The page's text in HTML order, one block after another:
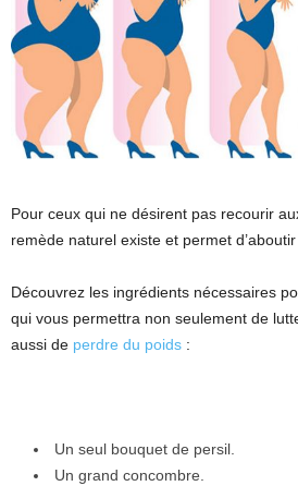
Pour ceux qui ne désirent pas recourir
remède naturel existe et permet
Découvrez les ingrédients nécessaires
qui vous permettra non seulement de
aussi de perdre du poids :
Un seul bouquet de persil.
Un grand concombre.